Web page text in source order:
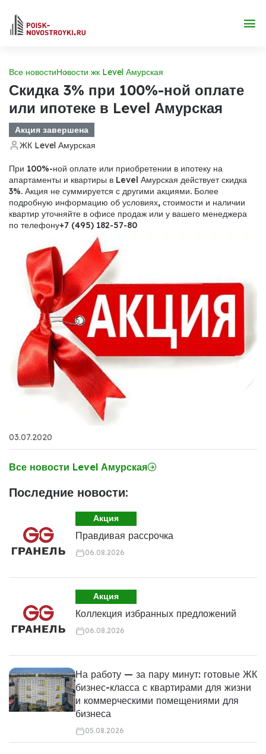
Все новостиНовости жк Level Амурская
Скидка 3% при 100%-ной оплате
или ипотеке в Level Амурская
Акция завершена
ЖК Level Амурская
При 100%-ной оплате или приобретении в ипотеку на
апартаменты и квартиры в Level Амурская действует скидка
3%. Акция не суммируется с другими акциями. Более
подробную информацию об условиях, стоимости и наличии
квартир уточняйте в офисе продаж или у вашего менеджера
по телефону+7 (495) 182-57-80
03.07.2020
Все новости Level Амурская
Последние новости:
Акция
Правдивая рассрочка
06.08.2026
Акция
Коллекция избранных предложений
06.08.2026
На работу — за пару минут: готовые ЖК
бизнес-класса с квартирами для жизни
и коммерческими помещениями для
бизнеса
05.08.2026